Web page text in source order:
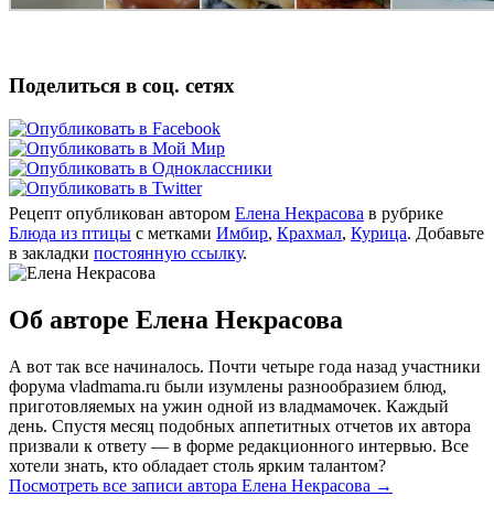
Поделиться в соц. сетях
Рецепт опубликован автором Елена Некрасова в рубрике
Блюда из птицы с метками Имбир, Крахмал, Курица. Добавьте
в закладки постоянную ссылку.
Об авторе Елена Некрасова
А вот так все начиналось. Почти четыре года назад участники
форума vladmama.ru были изумлены разнообразием блюд,
приготовляемых на ужин одной из владмамочек. Каждый
день. Спустя месяц подобных аппетитных отчетов их автора
призвали к ответу — в форме редакционного интервью. Все
хотели знать, кто обладает столь ярким талантом?
Посмотреть все записи автора Елена Некрасова →